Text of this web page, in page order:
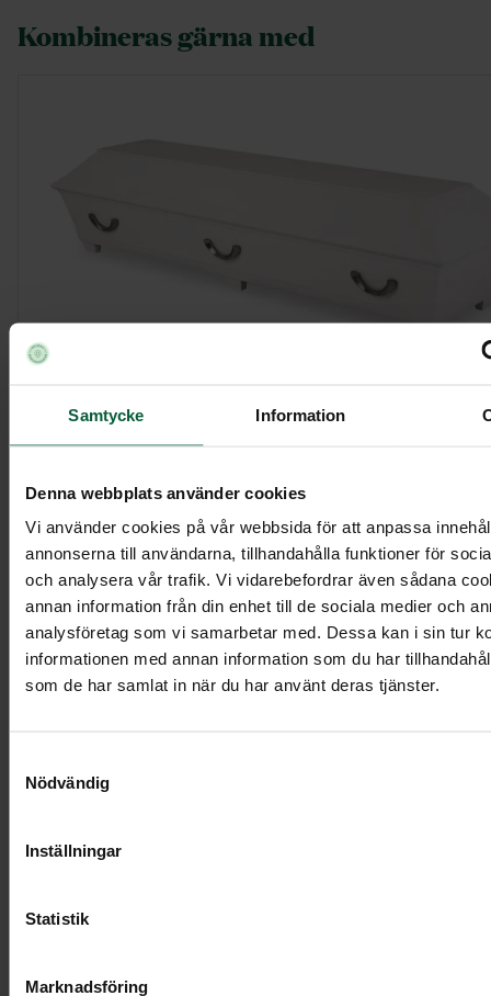
Samtycke Information
Denna webbplats använder cookies
Vi använder cookies på vår webbsida för att anpassa
annonserna till användarna, tillhandahålla funktioner för
och analysera vår trafik. Vi vidarebefordrar även sådana
annan information från din enhet till de sociala medier och
analysföretag som vi samarbetar med. Dessa kan i sin tur
informationen med annan information som du har
som de har samlat in när du har använt deras tjänster.
Nödvändig
Inställningar
Statistik
Marknadsföring
Kombineras gärna med
Kista Elegant, vit
10 395 kr
Visa mer